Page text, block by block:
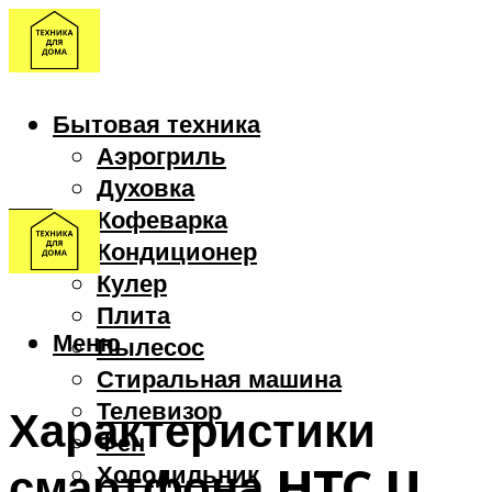
Бытовая техника
Аэрогриль
Духовка
Кофеварка
Кондиционер
Кулер
Плита
Пылесос
Стиральная машина
Телевизор
Фен
Холодильник
Меню
Характеристики